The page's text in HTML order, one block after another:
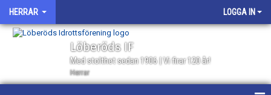
HERRAR LOGGA IN
Löberöds IF
Med stolthet sedan 1906 | Vi firar 120 år!
Herrar